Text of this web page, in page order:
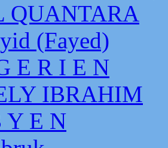
QUANTARA
(Fayed)
E R I E N
IBRAHIM
Y E N